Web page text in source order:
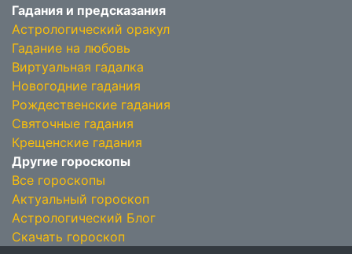
Гадания и предсказания
Астрологический оракул
Гадание на любовь
Виртуальная гадалка
Новогодние гадания
Рождественские гадания
Святочные гадания
Крещенские гадания
Другие гороскопы
Все гороскопы
Актуальный гороскоп
Астрологический Блог
Скачать гороскоп